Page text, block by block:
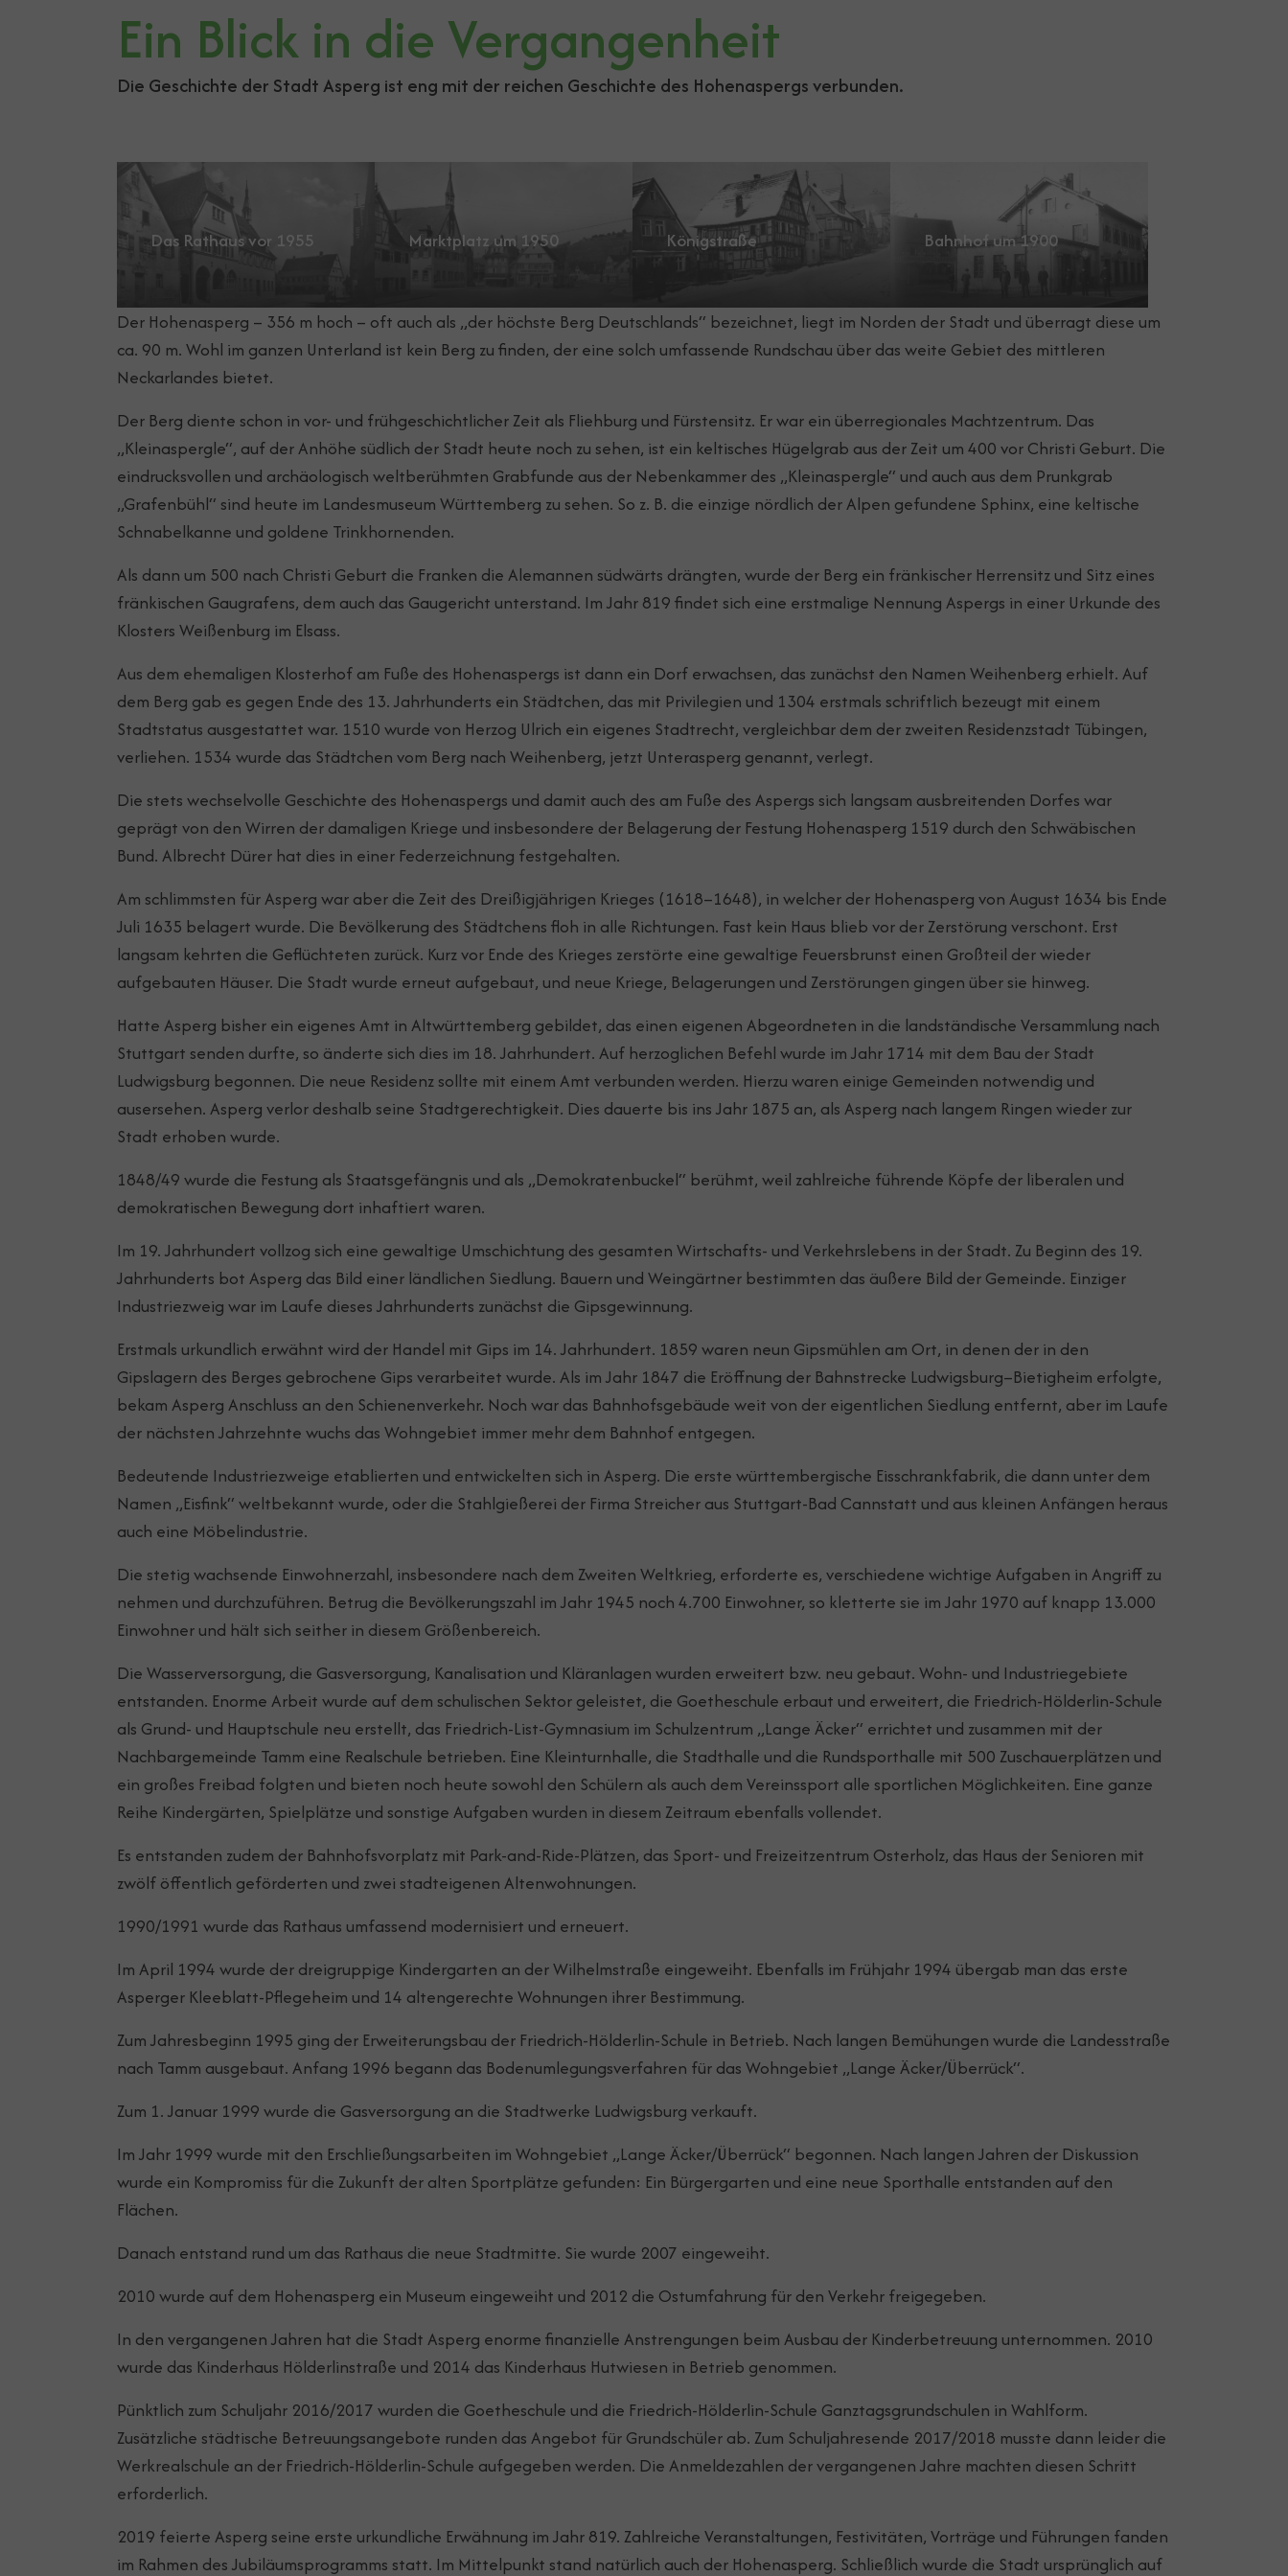
Ein Blick in die Vergangenheit
Die Geschichte der Stadt Asperg ist eng mit der reichen Geschichte des Hohenaspergs verbunden.
Show larger version for:
Das Rathaus vor 1955 Marktplatz um 1950
Show larger version for:
Königstraße
Show larger version for:
Bahnhof um 1900
Der Hohenasperg – 356 m hoch – oft auch als „der höchste Berg Deutschlands“ bezeichnet, liegt im Norden der Stadt und überragt diese um
ca. 90 m. Wohl im ganzen Unterland ist kein Berg zu finden, der eine solch umfassende Rundschau über das weite Gebiet des mittleren
Neckarlandes bietet.
Der Berg diente schon in vor- und frühgeschichtlicher Zeit als Fliehburg und Fürstensitz. Er war ein überregionales Machtzentrum. Das
„Kleinaspergle“, auf der Anhöhe südlich der Stadt heute noch zu sehen, ist ein keltisches Hügelgrab aus der Zeit um 400 vor Christi Geburt. Die
eindrucksvollen und archäologisch weltberühmten Grabfunde aus der Nebenkammer des „Kleinaspergle“ und auch aus dem Prunkgrab
„Grafenbühl“ sind heute im Landesmuseum Württemberg zu sehen. So z. B. die einzige nördlich der Alpen gefundene Sphinx, eine keltische
Schnabelkanne und goldene Trinkhornenden.
Als dann um 500 nach Christi Geburt die Franken die Alemannen südwärts drängten, wurde der Berg ein fränkischer Herrensitz und Sitz eines
fränkischen Gaugrafens, dem auch das Gaugericht unterstand. Im Jahr 819 findet sich eine erstmalige Nennung Aspergs in einer Urkunde des
Klosters Weißenburg im Elsass.
Aus dem ehemaligen Klosterhof am Fuße des Hohenaspergs ist dann ein Dorf erwachsen, das zunächst den Namen Weihenberg erhielt. Auf
dem Berg gab es gegen Ende des 13. Jahrhunderts ein Städtchen, das mit Privilegien und 1304 erstmals schriftlich bezeugt mit einem
Stadtstatus ausgestattet war. 1510 wurde von Herzog Ulrich ein eigenes Stadtrecht, vergleichbar dem der zweiten Residenzstadt Tübingen,
verliehen. 1534 wurde das Städtchen vom Berg nach Weihenberg, jetzt Unterasperg genannt, verlegt.
Die stets wechselvolle Geschichte des Hohenaspergs und damit auch des am Fuße des Aspergs sich langsam ausbreitenden Dorfes war
geprägt von den Wirren der damaligen Kriege und insbesondere der Belagerung der Festung Hohenasperg 1519 durch den Schwäbischen
Bund. Albrecht Dürer hat dies in einer Federzeichnung festgehalten.
Am schlimmsten für Asperg war aber die Zeit des Dreißigjährigen Krieges (1618–1648), in welcher der Hohenasperg von August 1634 bis Ende
Juli 1635 belagert wurde. Die Bevölkerung des Städtchens floh in alle Richtungen. Fast kein Haus blieb vor der Zerstörung verschont. Erst
langsam kehrten die Geflüchteten zurück. Kurz vor Ende des Krieges zerstörte eine gewaltige Feuersbrunst einen Großteil der wieder
aufgebauten Häuser. Die Stadt wurde erneut aufgebaut, und neue Kriege, Belagerungen und Zerstörungen gingen über sie hinweg.
Hatte Asperg bisher ein eigenes Amt in Altwürttemberg gebildet, das einen eigenen Abgeordneten in die landständische Versammlung nach
Stuttgart senden durfte, so änderte sich dies im 18. Jahrhundert. Auf herzoglichen Befehl wurde im Jahr 1714 mit dem Bau der Stadt
Ludwigsburg begonnen. Die neue Residenz sollte mit einem Amt verbunden werden. Hierzu waren einige Gemeinden notwendig und
ausersehen. Asperg verlor deshalb seine Stadtgerechtigkeit. Dies dauerte bis ins Jahr 1875 an, als Asperg nach langem Ringen wieder zur
Stadt erhoben wurde.
1848/49 wurde die Festung als Staatsgefängnis und als „Demokratenbuckel“ berühmt, weil zahlreiche führende Köpfe der liberalen und
demokratischen Bewegung dort inhaftiert waren.
Im 19. Jahrhundert vollzog sich eine gewaltige Umschichtung des gesamten Wirtschafts- und Verkehrslebens in der Stadt. Zu Beginn des 19.
Jahrhunderts bot Asperg das Bild einer ländlichen Siedlung. Bauern und Weingärtner bestimmten das äußere Bild der Gemeinde. Einziger
Industriezweig war im Laufe dieses Jahrhunderts zunächst die Gipsgewinnung.
Erstmals urkundlich erwähnt wird der Handel mit Gips im 14. Jahrhundert. 1859 waren neun Gipsmühlen am Ort, in denen der in den
Gipslagern des Berges gebrochene Gips verarbeitet wurde. Als im Jahr 1847 die Eröffnung der Bahnstrecke Ludwigsburg–Bietigheim erfolgte,
bekam Asperg Anschluss an den Schienenverkehr. Noch war das Bahnhofsgebäude weit von der eigentlichen Siedlung entfernt, aber im Laufe
der nächsten Jahrzehnte wuchs das Wohngebiet immer mehr dem Bahnhof entgegen.
Bedeutende Industriezweige etablierten und entwickelten sich in Asperg. Die erste württembergische Eisschrankfabrik, die dann unter dem
Namen „Eisfink“ weltbekannt wurde, oder die Stahlgießerei der Firma Streicher aus Stuttgart-Bad Cannstatt und aus kleinen Anfängen heraus
auch eine Möbelindustrie.
Die stetig wachsende Einwohnerzahl, insbesondere nach dem Zweiten Weltkrieg, erforderte es, verschiedene wichtige Aufgaben in Angriff zu
nehmen und durchzuführen. Betrug die Bevölkerungszahl im Jahr 1945 noch 4.700 Einwohner, so kletterte sie im Jahr 1970 auf knapp 13.000
Einwohner und hält sich seither in diesem Größenbereich.
Die Wasserversorgung, die Gasversorgung, Kanalisation und Kläranlagen wurden erweitert bzw. neu gebaut. Wohn- und Industriegebiete
entstanden. Enorme Arbeit wurde auf dem schulischen Sektor geleistet, die Goetheschule erbaut und erweitert, die Friedrich-Hölderlin-Schule
als Grund- und Hauptschule neu erstellt, das Friedrich-List-Gymnasium im Schulzentrum „Lange Äcker“ errichtet und zusammen mit der
Nachbargemeinde Tamm eine Realschule betrieben. Eine Kleinturnhalle, die Stadthalle und die Rundsporthalle mit 500 Zuschauerplätzen und
ein großes Freibad folgten und bieten noch heute sowohl den Schülern als auch dem Vereinssport alle sportlichen Möglichkeiten. Eine ganze
Reihe Kindergärten, Spielplätze und sonstige Aufgaben wurden in diesem Zeitraum ebenfalls vollendet.
Es entstanden zudem der Bahnhofsvorplatz mit Park-and-Ride-Plätzen, das Sport- und Freizeitzentrum Osterholz, das Haus der Senioren mit
zwölf öffentlich geförderten und zwei stadteigenen Altenwohnungen.
1990/1991 wurde das Rathaus umfassend modernisiert und erneuert.
Im April 1994 wurde der dreigruppige Kindergarten an der Wilhelmstraße eingeweiht. Ebenfalls im Frühjahr 1994 übergab man das erste
Asperger Kleeblatt-Pflegeheim und 14 altengerechte Wohnungen ihrer Bestimmung.
Zum Jahresbeginn 1995 ging der Erweiterungsbau der Friedrich-Hölderlin-Schule in Betrieb. Nach langen Bemühungen wurde die Landesstraße
nach Tamm ausgebaut. Anfang 1996 begann das Bodenumlegungsverfahren für das Wohngebiet „Lange Äcker/Überrück“.
Zum 1. Januar 1999 wurde die Gasversorgung an die Stadtwerke Ludwigsburg verkauft.
Im Jahr 1999 wurde mit den Erschließungsarbeiten im Wohngebiet „Lange Äcker/Überrück“ begonnen. Nach langen Jahren der Diskussion
wurde ein Kompromiss für die Zukunft der alten Sportplätze gefunden: Ein Bürgergarten und eine neue Sporthalle entstanden auf den
Flächen.
Danach entstand rund um das Rathaus die neue Stadtmitte. Sie wurde 2007 eingeweiht.
2010 wurde auf dem Hohenasperg ein Museum eingeweiht und 2012 die Ostumfahrung für den Verkehr freigegeben.
In den vergangenen Jahren hat die Stadt Asperg enorme finanzielle Anstrengungen beim Ausbau der Kinderbetreuung unternommen. 2010
wurde das Kinderhaus Hölderlinstraße und 2014 das Kinderhaus Hutwiesen in Betrieb genommen.
Pünktlich zum Schuljahr 2016/2017 wurden die Goetheschule und die Friedrich-Hölderlin-Schule Ganztagsgrundschulen in Wahlform.
Zusätzliche städtische Betreuungsangebote runden das Angebot für Grundschüler ab. Zum Schuljahresende 2017/2018 musste dann leider die
Werkrealschule an der Friedrich-Hölderlin-Schule aufgegeben werden. Die Anmeldezahlen der vergangenen Jahre machten diesen Schritt
erforderlich.
2019 feierte Asperg seine erste urkundliche Erwähnung im Jahr 819. Zahlreiche Veranstaltungen, Festivitäten, Vorträge und Führungen fanden
im Rahmen des Jubiläumsprogramms statt. Im Mittelpunkt stand natürlich auch der Hohenasperg. Schließlich wurde die Stadt ursprünglich auf